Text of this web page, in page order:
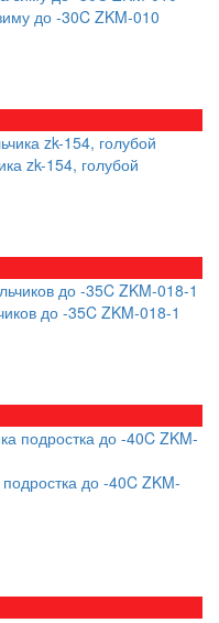
до -30C ZKM-010
zk-154, голубой
до -35C ZKM-018-1
до -40C ZKM-